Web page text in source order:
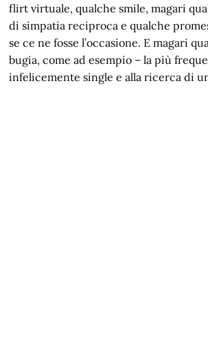
flirt virtuale, qualche smile, magari
di simpatia reciproca e qualche
se ce ne fosse l’occasione. E magari
bugia, come ad esempio – la più
infelicemente single e alla ricerca di